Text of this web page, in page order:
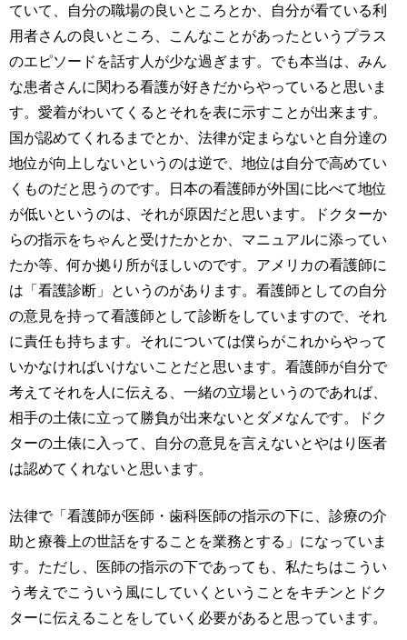
ていて、自分の職場の良いところとか、自分が看ている利
用者さんの良いところ、こんなことがあったというプラス
のエピソードを話す人が少な過ぎます。でも本当は、みん
な患者さんに関わる看護が好きだからやっていると思いま
す。愛着がわいてくるとそれを表に示すことが出来ます。
国が認めてくれるまでとか、法律が定まらないと自分達の
地位が向上しないというのは逆で、地位は自分で高めてい
くものだと思うのです。日本の看護師が外国に比べて地位
が低いというのは、それが原因だと思います。ドクターか
らの指示をちゃんと受けたかとか、マニュアルに添ってい
たか等、何か拠り所がほしいのです。アメリカの看護師に
は「看護診断」というのがあります。看護師としての自分
の意見を持って看護師として診断をしていますので、それ
に責任も持ちます。それについては僕らがこれからやって
いかなければいけないことだと思います。看護師が自分で
考えてそれを人に伝える、一緒の立場というのであれば、
相手の土俵に立って勝負が出来ないとダメなんです。ドク
ターの土俵に入って、自分の意見を言えないとやはり医者
は認めてくれないと思います。
法律で「看護師が医師・歯科医師の指示の下に、診療の介
助と療養上の世話をすることを業務とする」になっていま
す。ただし、医師の指示の下であっても、私たちはこうい
う考えでこういう風にしていくということをキチンとドク
ターに伝えることをしていく必要があると思っています。